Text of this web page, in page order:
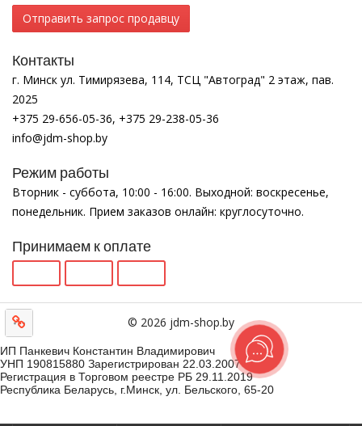
Отправить запрос продавцу
Контакты
г. Минск ул. Тимирязева, 114, ТСЦ "Автоград" 2 этаж, пав.
2025
+375 29-656-05-36, +375 29-238-05-36
info@jdm-shop.by
Режим работы
Вторник - суббота, 10:00 - 16:00. Выходной: воскресенье,
понедельник. Прием заказов онлайн: круглосуточно.
Принимаем к оплате
© 2026 jdm-shop.by
ИП Панкевич Константин Владимирович
УНП 190815880 Зарегистрирован 22.03.2007
Регистрация в Торговом реестре РБ 29.11.2019
Республика Беларусь, г.Минск, ул. Бельского, 65-20